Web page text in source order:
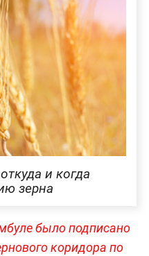
и когда
зерна
было подписано
коридора по